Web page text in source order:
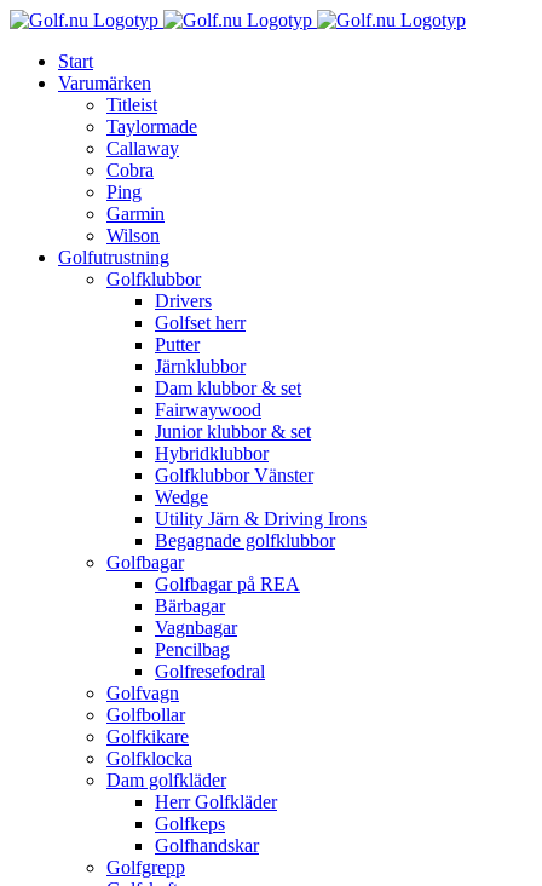
Fortsätt
innehållet
Start
Varumärken
Titleist
Taylormade
Callaway
Cobra
Ping
Garmin
Wilson
Golfutrustning
Golfklubbor
Drivers
Golfset herr
Putter
Järnklubbor
Dam klubbor & set
Fairwaywood
Junior klubbor & set
Hybridklubbor
Golfklubbor Vänster
Wedge
Utility Järn & Driving Irons
Begagnade golfklubbor
Golfbagar
Golfbagar på REA
Bärbagar
Vagnbagar
Pencilbag
Golfresefodral
Golfvagn
Golfbollar
Golfkikare
Golfklocka
Dam golfkläder
Herr Golfkläder
Golfkeps
Golfhandskar
Golfgrepp